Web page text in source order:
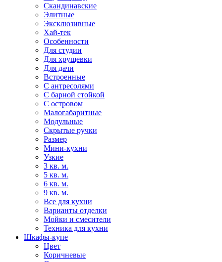
Скандинавские
Элитные
Эксклюзивные
Хай-тек
Особенности
Для студии
Для хрущевки
Для дачи
Встроенные
С антресолями
С барной стойкой
С островом
Малогабаритные
Модульные
Скрытые ручки
Размер
Мини-кухни
Узкие
3 кв. м.
5 кв. м.
6 кв. м.
9 кв. м.
Все для кухни
Варианты отделки
Мойки и смесители
Техника для кухни
Шкафы-купе
Цвет
Коричневые